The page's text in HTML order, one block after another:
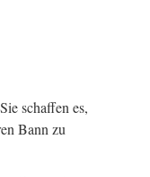
schaffen es,
Bann zu